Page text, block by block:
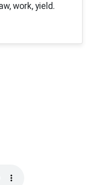
work, yield.